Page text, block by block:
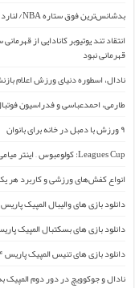
بدشانس‌ترین فوق ستاره NBA/ لنارد باز هم مصدوم شد
قهرمانی نبود
نادال، اسطوره دنیای ورزش اعلام
طارمی، احمدعباسی و فدراسیون
۹ ورزش با دمبل در خانه برای بانوان
Leagues Cup: کولومبوس – اینتر میامی رو اپارات اسپرت ببنید
انواع کفش‌های ورزشی و کاربرد هر
دانلود بازی های والیبال المپیک پاریس ۲۰۲۴
دانلود بازی های بسکتبال المپیک پاریس
دانلود بازی های تنیس المپیک پاریس ۲۰۲۴
نادال و جوکوویچ در دور دوم